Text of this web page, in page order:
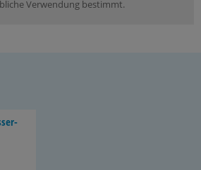
Verwendung bestimmt.